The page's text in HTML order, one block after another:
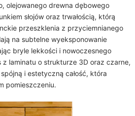
olejowanego drewna dębowego
słojów oraz trwałością, którą
przeszklenia z przyciemnianego
na subtelne wyeksponowanie
bryle lekkości i nowoczesnego
laminatu o strukturze 3D oraz czarne,
i estetyczną całość, która
pomieszczeniu.